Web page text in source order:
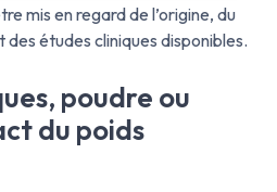
mis en regard de l’origine, du
études cliniques disponibles.
poudre ou
du poids